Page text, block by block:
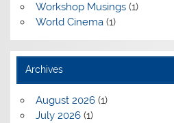
Workshop Musings(1)
World Cinema(1)
Archives
August 2026(1)
July 2026(1)